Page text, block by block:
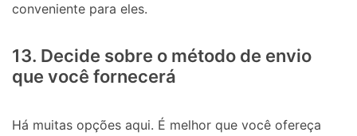
conveniente para eles.
13. Decide sobre o método de envio
que você fornecerá
Há muitas opções aqui. É melhor que você ofereça